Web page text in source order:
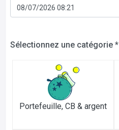
Sélectionnez une catégorie *
Portefeuille, CB & argent